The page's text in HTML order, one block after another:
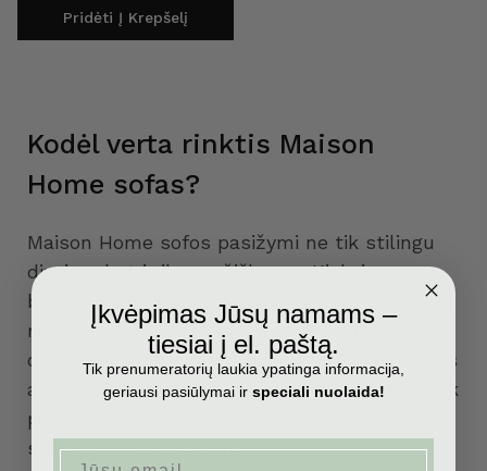
Pridėti Į Krepšelį
Kodėl verta rinktis Maison
Home sofas?
Maison Home sofos pasižymi ne tik stilingu
dizainu, bet ir ilgaamžiškumu. Kiekvienas
baldas yra pagamintas iš kokybiškų
medžiagų, kurios užtikrina atsparumą
dėvėjimui bei paprastą priežiūrą. Be to, platus
asortimentas leidžia rasti tiek modernias, tiek
prabangias sofas, kurios puikiai derės prie
skirtingų interjero stilių.
Įkvėpimas Jūsų namams –
tiesiai į el. paštą.
Tik prenumeratorių laukia ypatinga informacija,
geriausi pasiūlymai ir speciali nuolaida!